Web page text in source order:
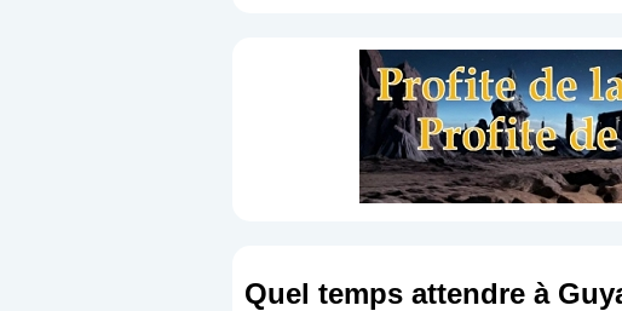
Quel temps attendre à